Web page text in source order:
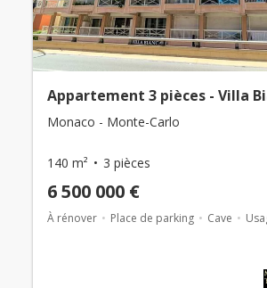
Appartement 3 pièces - Villa
Monaco - Monte-Carlo
140 m² 3 pièces
6 500 000 €
À rénover Place de parking Cave